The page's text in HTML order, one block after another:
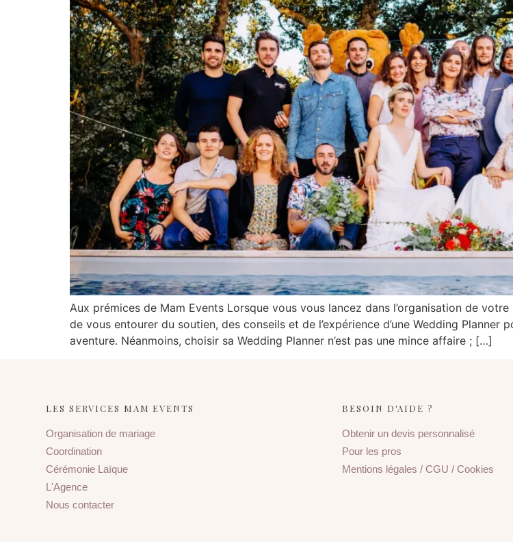
Aux prémices de Mam Events Lorsque vous vous lancez dans l’organisation de
de vous entourer du soutien, des conseils et de l’expérience d’une Wedding
aventure. Néanmoins, choisir sa Wedding Planner n’est pas une mince affaire ; […]
LES SERVICES MAM EVENTS
Organisation de mariage
Coordination
Cérémonie Laïque
L'Agence
Nous contacter
BESOIN D'AIDE ?
Obtenir un devis personnalisé
Pour les pros
Mentions légales / CGU / Cookies